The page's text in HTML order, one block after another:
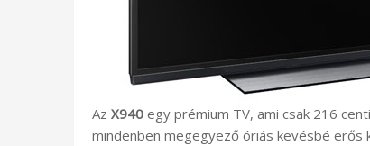
Az X940 egy prémium TV, ami csak 216
mindenben megegyező óriás kevésbé erős